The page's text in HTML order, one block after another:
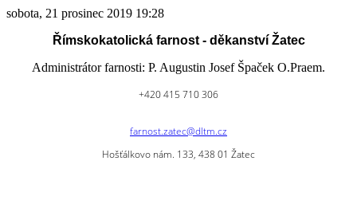
sobota, 21 prosinec 2019 19:28
Římskokatolická farnost - děkanství Žatec
Administrátor farnosti: P. Augustin Josef Špaček O.Praem.
+420 415 710 306
farnost.zatec@dltm.cz
Hošťálkovo nám. 133, 438 01 Žatec